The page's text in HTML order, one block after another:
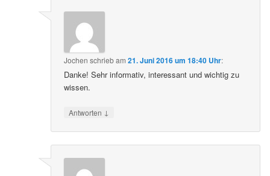
Jochen schriebam21. Juni 2016 um 18:40 Uhr:
Danke! Sehr informativ, interessant und wichtig zu
wissen.
Antworten ↓